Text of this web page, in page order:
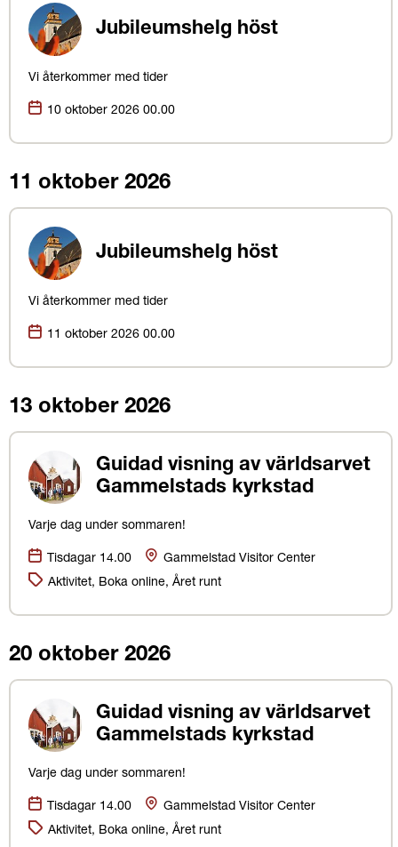
Jubileumshelg höst
Vi återkommer med tider
Datum:
10 oktober 2026 00.00
11 oktober 2026
Jubileumshelg höst
Vi återkommer med tider
Datum:
11 oktober 2026 00.00
13 oktober 2026
Guidad visning av världsarvet
Gammelstads kyrkstad
Varje dag under sommaren!
Datum:
Tisdagar 14.00 Plats
Gammelstad Visitor Center
Kategorier:
Aktivitet, Boka online, Året runt
20 oktober 2026
Guidad visning av världsarvet
Gammelstads kyrkstad
Varje dag under sommaren!
Datum:
Tisdagar 14.00 Plats
Gammelstad Visitor Center
Kategorier:
Aktivitet, Boka online, Året runt